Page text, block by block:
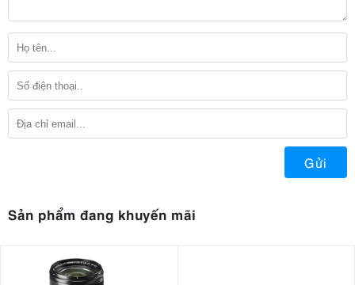
Gửi
Sản phẩm đang khuyến mãi